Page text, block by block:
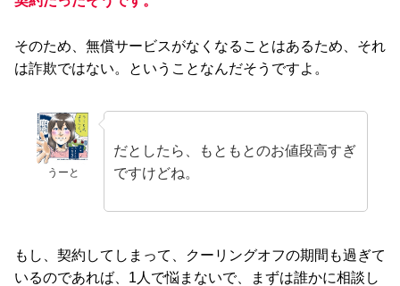
そのため、無償サービスがなくなることはあるため、それ
は詐欺ではない。ということなんだそうですよ。
うーと
だとしたら、もともとのお値段高すぎ
ですけどね。
もし、契約してしまって、クーリングオフの期間も過ぎて
いるのであれば、1人で悩まないで、まずは誰かに相談し